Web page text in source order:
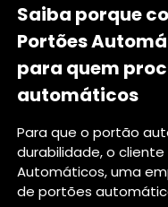
Saiba porque
Portões
para quem
automáticos
Para que o portão
durabilidade, o
Automáticos, uma
de portões